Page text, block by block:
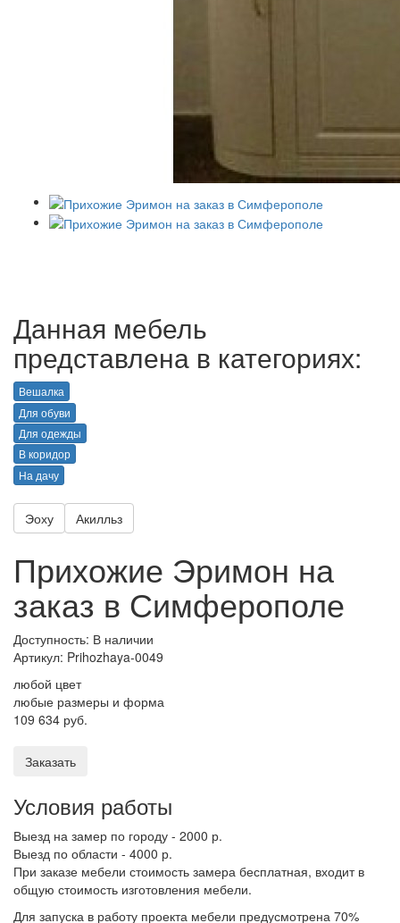
Данная мебель
представлена в категориях:
Вешалка
Для обуви
Для одежды
В коридор
На дачу
Эоху Акилльз
Прихожие Эримон на
заказ в Симферополе
Доступность: В наличии
Артикул: Prihozhaya-0049
любой цвет
любые размеры и форма
109 634 руб.
Заказать
Условия работы
Выезд на замер по городу - 2000 р.
Выезд по области - 4000 р.
При заказе мебели стоимость замера бесплатная, входит в
общую стоимость изготовления мебели.
Для запуска в работу проекта мебели предусмотрена 70%